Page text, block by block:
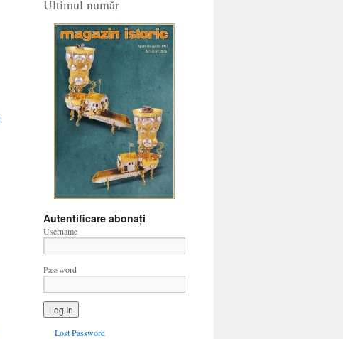
Ultimul număr
Autentificare abonați
Username
Password
Lost Password